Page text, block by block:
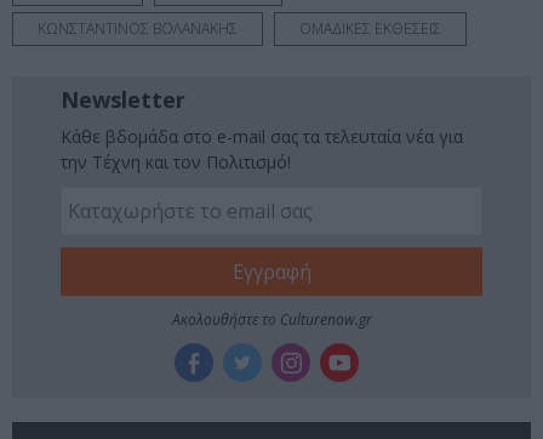
ΚΩΝΣΤΑΝΤΙΝΟΣ ΒΟΛΑΝΑΚΗΣ ΟΜΑΔΙΚΕΣ ΕΚΘΕΣΕΙΣ
Newsletter
Κάθε βδομάδα στο e-mail σας τα τελευταία νέα για
την Τέχνη και τον Πολιτισμό!
Ακολουθήστε το Culturenow.gr